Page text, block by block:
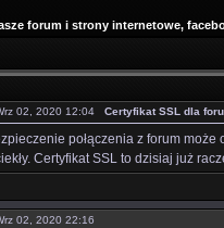
forum i strony internetowe,
02, 2020 12:04 Certyfikat SSL dla
połączenia z forum
Certyfikat SSL to dzisiaj już
02, 2020 22:16